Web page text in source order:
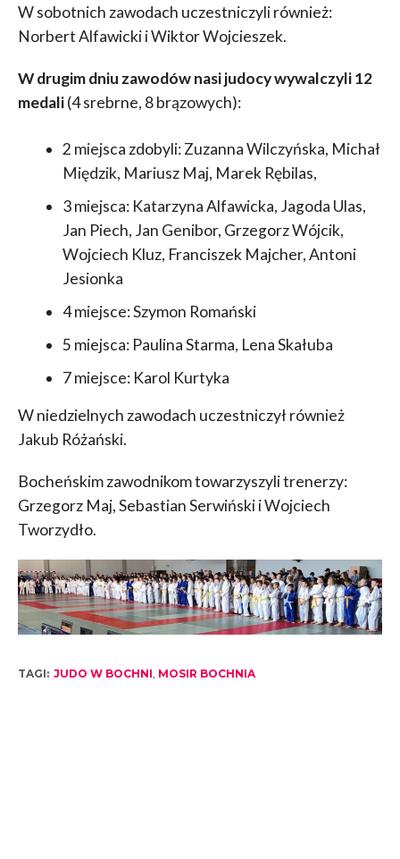
W sobotnich zawodach uczestniczyli również:
Norbert Alfawicki i Wiktor Wojcieszek.
W drugim dniu zawodów nasi judocy wywalczyli 12
medali(4 srebrne, 8 brązowych):
2 miejsca zdobyli: Zuzanna Wilczyńska, Michał
Międzik, Mariusz Maj, Marek Rębilas,
3 miejsca: Katarzyna Alfawicka, Jagoda Ulas,
Jan Piech, Jan Genibor, Grzegorz Wójcik,
Wojciech Kluz, Franciszek Majcher, Antoni
Jesionka
4 miejsce: Szymon Romański
5 miejsca: Paulina Starma, Lena Skałuba
7 miejsce: Karol Kurtyka
W niedzielnych zawodach uczestniczył również
Jakub Różański.
Bocheńskim zawodnikom towarzyszyli trenerzy:
Grzegorz Maj, Sebastian Serwiński i Wojciech
Tworzydło.
TAGI: JUDO W BOCHNI MOSIR BOCHNIA